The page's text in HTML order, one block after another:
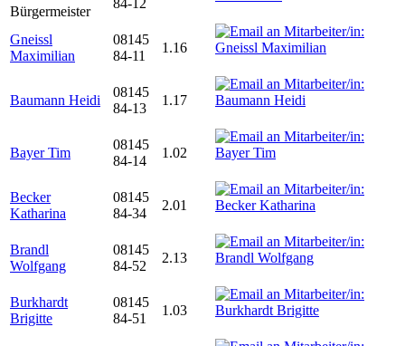
Bürgermeister
84-12
Gneissl
Maximilian
08145
84-11
1.16
Baumann Heidi
08145
84-13
1.17
Bayer Tim
08145
84-14
1.02
Becker
Katharina
08145
84-34
2.01
Brandl
Wolfgang
08145
84-52
2.13
Burkhardt
Brigitte
08145
84-51
1.03